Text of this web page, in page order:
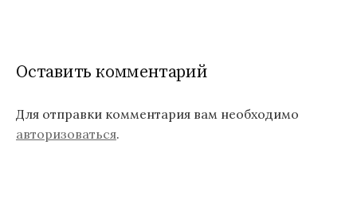
г
ц
и
Оставить комментарий
Для отправки комментария вам необходимо
авторизоваться.